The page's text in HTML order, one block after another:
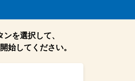
ンを選択して、
始してください。